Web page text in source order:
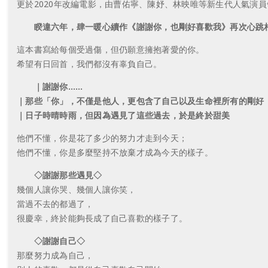
更於2020年改編電影，由曹佑寧、陳妤、林映唯等新生代人氣演員
睽違六年，肆一暖心續作《謝謝你，也剛好喜歡我》再次心跳
這本書寫給每個受過傷，但仍願意擁抱著愛的你。
希望有日回首，我們都沒有辜負自己。
｜謝謝你……
｜那些「你」，不僅是他人，更包含了自己以及生命裡所有的剛好
｜日子時晴時雨，但因為遇見了這些過去，於是終於甜美
他們不懂，你是花了多少的努力才走到今天；
他們不懂，你是多麼堅持不放棄才成為今天的樣子。
◇謝謝那些遇見◇
幾個人讓你哭、幾個人讓你笑，
當過不去的都過了，
很慶幸，終於能夠長成了自己喜歡的樣子了。
◇謝謝自己◇
那麼努力成為自己，